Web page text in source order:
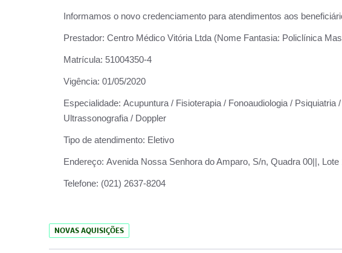
Informamos o novo credenciamento para atendimentos aos
Prestador: Centro Médico Vitória Ltda (Nome Fantasia: Policlínica
Matrícula: 51004350-4
Vigência: 01/05/2020
Especialidade: Acupuntura / Fisioterapia / Fonoaudiologia /
Ultrassonografia / Doppler
Tipo de atendimento: Eletivo
Endereço: Avenida Nossa Senhora do Amparo, S/n, Quadra 00||,
Telefone: (021) 2637-8204
NOVAS AQUISIÇÕES